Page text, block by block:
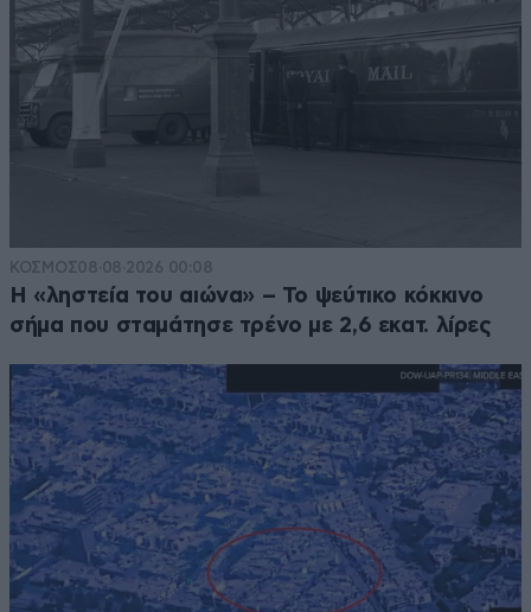
ΚΟΣΜΟΣ08·08·2026 00:08
Η «ληστεία του αιώνα» – Το ψεύτικο κόκκινο
σήμα που σταμάτησε τρένο με 2,6 εκατ. λίρες